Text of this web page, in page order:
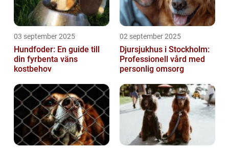
03 september 2025
Hundfoder: En guide till
din fyrbenta väns
kostbehov
02 september 2025
Djursjukhus i Stockholm:
Professionell vård med
personlig omsorg